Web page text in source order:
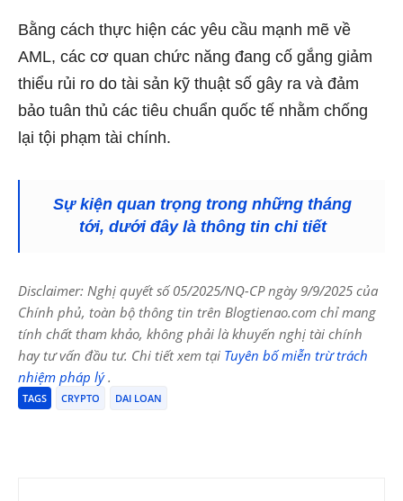
Bằng cách thực hiện các yêu cầu mạnh mẽ về
AML, các cơ quan chức năng đang cố gắng giảm
thiểu rủi ro do tài sản kỹ thuật số gây ra và đảm
bảo tuân thủ các tiêu chuẩn quốc tế nhằm chống
lại tội phạm tài chính.
Sự kiện quan trọng trong những tháng
tới, dưới đây là thông tin chi tiết
Disclaimer: Nghị quyết số 05/2025/NQ-CP ngày 9/9/2025 của
Chính phủ, toàn bộ thông tin trên Blogtienao.com chỉ mang
tính chất tham khảo, không phải là khuyến nghị tài chính
hay tư vấn đầu tư. Chi tiết xem tại Tuyên bố miễn trừ trách
nhiệm pháp lý.
TAGS CRYPTO DAI LOAN